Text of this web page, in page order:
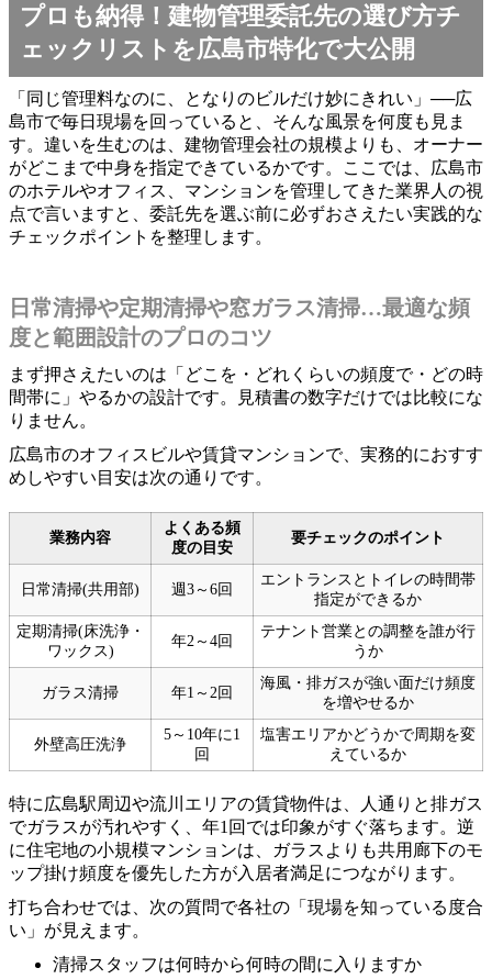
プロも納得！建物管理委託先の選び方チ
ェックリストを広島市特化で大公開
「同じ管理料なのに、となりのビルだけ妙にきれい」──広
島市で毎日現場を回っていると、そんな風景を何度も見ま
す。違いを生むのは、建物管理会社の規模よりも、オーナー
がどこまで中身を指定できているかです。ここでは、広島市
のホテルやオフィス、マンションを管理してきた業界人の視
点で言いますと、委託先を選ぶ前に必ずおさえたい実践的な
チェックポイントを整理します。
日常清掃や定期清掃や窓ガラス清掃…最適な頻
度と範囲設計のプロのコツ
まず押さえたいのは「どこを・どれくらいの頻度で・どの時
間帯に」やるかの設計です。見積書の数字だけでは比較にな
りません。
広島市のオフィスビルや賃貸マンションで、実務的におすす
めしやすい目安は次の通りです。
業務内容
よくある頻
度の目安
要チェックのポイント
日常清掃(共用部) 週3～6回
エントランスとトイレの時間帯
指定ができるか
定期清掃(床洗浄・
ワックス)
年2～4回
テナント営業との調整を誰が行
うか
ガラス清掃 年1～2回
海風・排ガスが強い面だけ頻度
を増やせるか
外壁高圧洗浄
5～10年に1
回
塩害エリアかどうかで周期を変
えているか
特に広島駅周辺や流川エリアの賃貸物件は、人通りと排ガス
でガラスが汚れやすく、年1回では印象がすぐ落ちます。逆
に住宅地の小規模マンションは、ガラスよりも共用廊下のモ
ップ掛け頻度を優先した方が入居者満足につながります。
打ち合わせでは、次の質問で各社の「現場を知っている度合
い」が見えます。
清掃スタッフは何時から何時の間に入りますか